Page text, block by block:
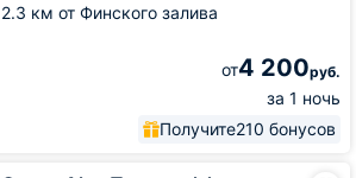
2.3 км от Финского залива
от4 200руб.
за 1 ночь
Получите210 бонусов